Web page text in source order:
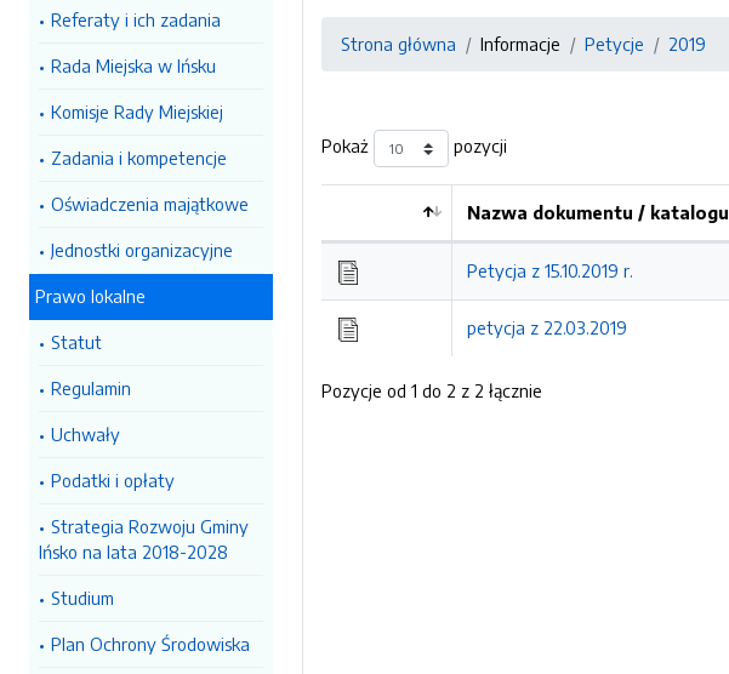
Referaty i ich zadania
Rada Miejska w Ińsku
Komisje Rady Miejskiej
Zadania i kompetencje
Oświadczenia majątkowe
Jednostki organizacyjne
Prawo lokalne
Statut
Regulamin
Uchwały
Podatki i opłaty
Strategia Rozwoju Gminy
Ińsko na lata 2018-2028
Studium
Plan Ochrony Środowiska
Strona główna Informacje Petycje 2019
Pokaż pozycji
Nazwa dokumentu / katalogu
Petycja z 15.10.2019 r.
petycja z 22.03.2019
Pozycje od 1 do 2 z 2 łącznie